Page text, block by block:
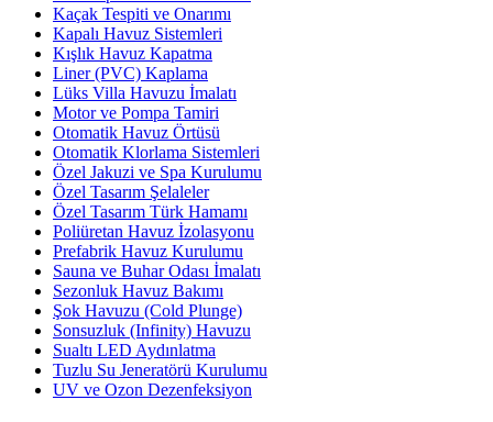
Kaçak Tespiti ve Onarımı
Kapalı Havuz Sistemleri
Kışlık Havuz Kapatma
Liner (PVC) Kaplama
Lüks Villa Havuzu İmalatı
Motor ve Pompa Tamiri
Otomatik Havuz Örtüsü
Otomatik Klorlama Sistemleri
Özel Jakuzi ve Spa Kurulumu
Özel Tasarım Şelaleler
Özel Tasarım Türk Hamamı
Poliüretan Havuz İzolasyonu
Prefabrik Havuz Kurulumu
Sauna ve Buhar Odası İmalatı
Sezonluk Havuz Bakımı
Şok Havuzu (Cold Plunge)
Sonsuzluk (Infinity) Havuzu
Sualtı LED Aydınlatma
Tuzlu Su Jeneratörü Kurulumu
UV ve Ozon Dezenfeksiyon